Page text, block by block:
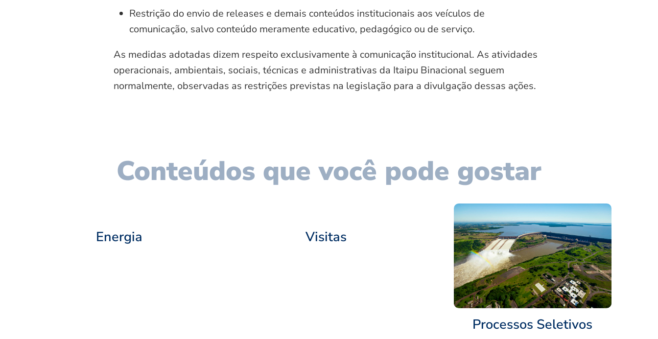
Restrição do envio de releases e demais conteúdos institucionais aos veículos de
comunicação, salvo conteúdo meramente educativo, pedagógico ou de serviço.
As medidas adotadas dizem respeito exclusivamente à comunicação institucional. As atividades
operacionais, ambientais, sociais, técnicas e administrativas da Itaipu Binacional seguem
normalmente, observadas as restrições previstas na legislação para a divulgação dessas ações.
Conteúdos que você pode gostar
Energia Visitas
Processos Seletivos